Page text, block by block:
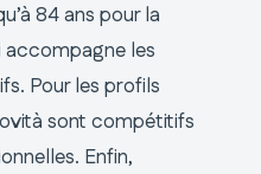
84 ans pour la
accompagne les
Pour les profils
sont compétitifs
Enfin,